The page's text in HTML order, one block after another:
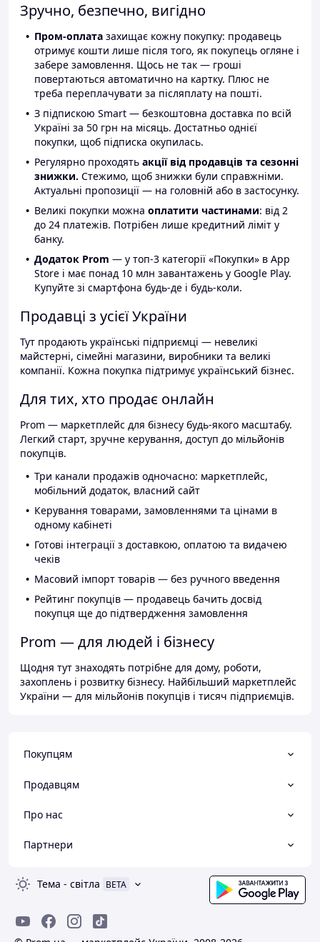
Зручно, безпечно, вигідно
Пром-оплата захищає кожну покупку: продавець
отримує кошти лише після того, як покупець огляне і
забере замовлення. Щось не так — гроші
повертаються автоматично на картку. Плюс не
треба переплачувати за післяплату на пошті.
З підпискою Smart — безкоштовна доставка по всій
Україні за 50 грн на місяць. Достатньо однієї
покупки, щоб підписка окупилась.
Регулярно проходять акції від продавців та сезонні
знижки. Стежимо, щоб знижки були справжніми.
Актуальні пропозиції — на головній або в застосунку.
Великі покупки можна оплатити частинами: від 2
до 24 платежів. Потрібен лише кредитний ліміт у
банку.
Додаток Prom — у топ-3 категорії «Покупки» в App
Store і має понад 10 млн завантажень у Google Play.
Купуйте зі смартфона будь-де і будь-коли.
Продавці з усієї України
Тут продають українські підприємці — невеликі
майстерні, сімейні магазини, виробники та великі
компанії. Кожна покупка підтримує український бізнес.
Для тих, хто продає онлайн
Prom — маркетплейс для бізнесу будь-якого масштабу.
Легкий старт, зручне керування, доступ до мільйонів
покупців.
Три канали продажів одночасно: маркетплейс,
мобільний додаток, власний сайт
Керування товарами, замовленнями та цінами в
одному кабінеті
Готові інтеграції з доставкою, оплатою та видачею
чеків
Масовий імпорт товарів — без ручного введення
Рейтинг покупців — продавець бачить досвід
покупця ще до підтвердження замовлення
Prom — для людей і бізнесу
Щодня тут знаходять потрібне для дому, роботи,
захоплень і розвитку бізнесу. Найбільший маркетплейс
України — для мільйонів покупців і тисяч підприємців.
Покупцям
Продавцям
Про нас
Партнери
Тема - світла BETA